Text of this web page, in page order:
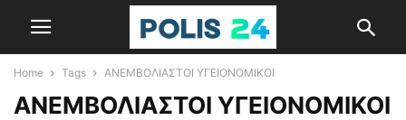
Home Tags ΑΝΕΜΒΟΛΙΑΣΤΟΙ ΥΓΕΙΟΝΟΜΙΚΟΙ
ΑΝΕΜΒΟΛΙΑΣΤΟΙ ΥΓΕΙΟΝΟΜΙΚΟΙ